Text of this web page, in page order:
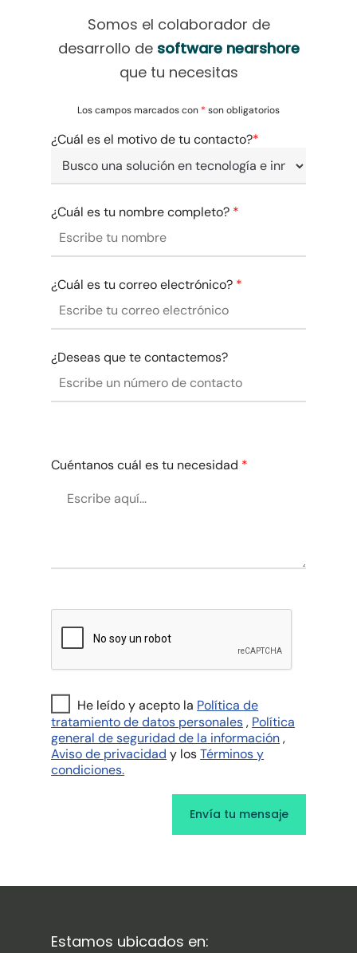
Somos el colaborador de
desarrollo de software nearshore
que tu necesitas
Los campos marcados con * son obligatorios
¿Cuál es el motivo de tu contacto?*
¿Cuál es tu nombre completo? *
¿Cuál es tu correo electrónico? *
¿Deseas que te contactemos?
Cuéntanos cuál es tu necesidad *
He leído y acepto la Política de
tratamiento de datos personales, Política
general de seguridad de la información,
Aviso de privacidad y losTérminos y
condiciones.
Estamos ubicados en: